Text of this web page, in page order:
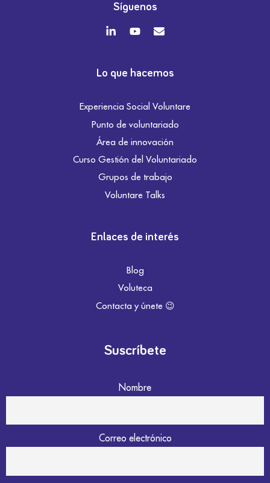
Síguenos
Lo que hacemos
Experiencia Social Voluntare
Punto de voluntariado
Área de innovación
Curso Gestión del Voluntariado
Grupos de trabajo
Voluntare Talks
Enlaces de interés
Blog
Voluteca
Contacta y únete 😉
Suscríbete
Nombre
Correo electrónico